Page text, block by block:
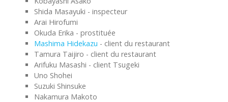
Shida Masayuki - inspecteur
Arai Hirofumi
Okuda Erika - prostituée
Mashima Hidekazu - client du restaurant
Tamura Taijiro - client du restaurant
Arifuku Masashi - client Tsugeki
Uno Shohei
Suzuki Shinsuke
Nakamura Makoto